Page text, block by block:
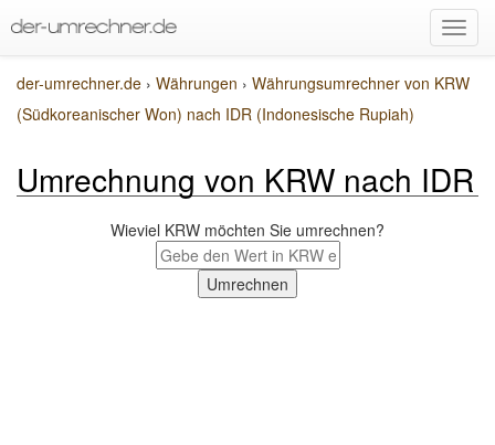
der-umrechner.de › Währungen › Währungsumrechner von KRW
(Südkoreanischer Won) nach IDR (Indonesische Rupiah)
Umrechnung von KRW nach IDR
Wieviel KRW möchten Sie umrechnen?